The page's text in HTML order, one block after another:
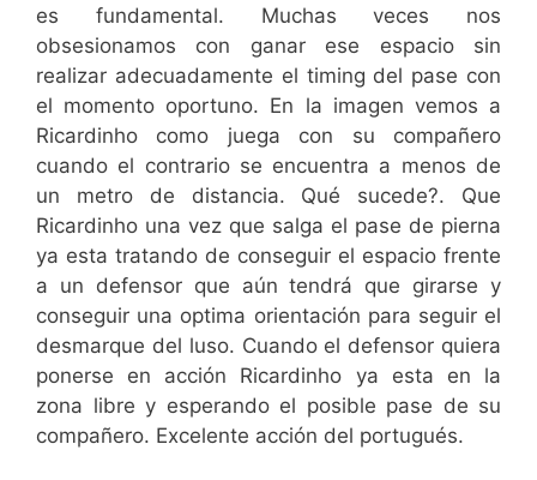
es fundamental. Muchas veces nos
obsesionamos con ganar ese espacio sin
realizar adecuadamente el timing del pase con
el momento oportuno. En la imagen vemos a
Ricardinho como juega con su compañero
cuando el contrario se encuentra a menos de
un metro de distancia. Qué sucede?. Que
Ricardinho una vez que salga el pase de pierna
ya esta tratando de conseguir el espacio frente
a un defensor que aún tendrá que girarse y
conseguir una optima orientación para seguir el
desmarque del luso. Cuando el defensor quiera
ponerse en acción Ricardinho ya esta en la
zona libre y esperando el posible pase de su
compañero. Excelente acción del portugués.